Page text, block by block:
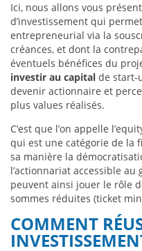
Ici, nous allons vous
d’investissement qui
entrepreneurial via la
créances, et dont la
éventuels bénéfices du
investir au capital de start-
devenir actionnaire et
plus values réalisés.
C’est que l’on appelle
qui est une catégorie de la
sa manière la
l’actionnariat accessible
peuvent ainsi jouer le rôle
sommes réduites (ticket
COMMENT